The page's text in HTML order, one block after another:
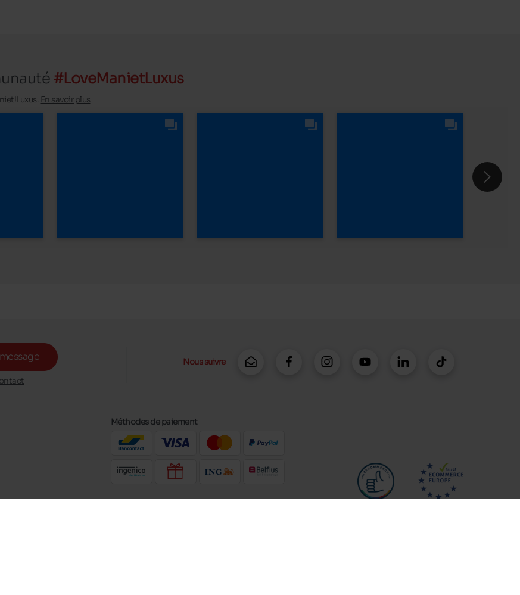
#LoveManietLuxus
En savoir plus
Nous suivre
Méthodes de paiement